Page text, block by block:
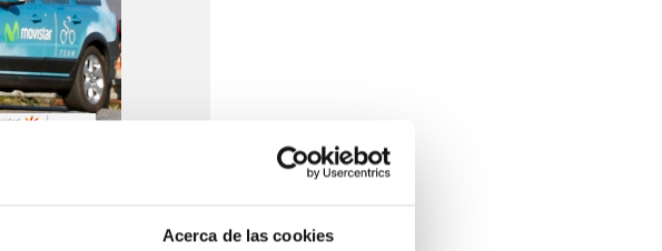
Acerca de las cookies
la segunda sesión del
que impartirá David